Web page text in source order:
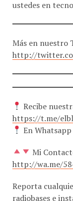
http://
https://t.me/
En
http://wa.me/
radiobases e
servicio 0800-